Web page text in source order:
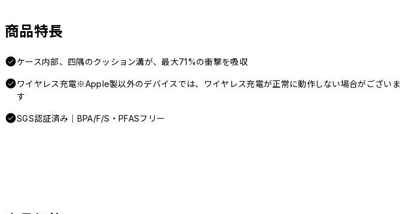
商品特長
ケース内部、四隅のクッション溝が、最大71%の衝撃を吸収
ワイヤレス充電※Apple製以外のデバイスでは、ワイヤレス充電が正常に動作しない場合がございま
す
SGS認証済み｜BPA/F/S・PFASフリー